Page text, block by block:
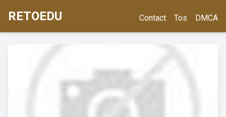
RETOEDU Contact Tos DMCA